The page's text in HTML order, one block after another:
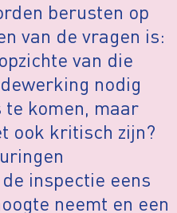
berusten op
van de vragen is:
van die
nodig
te komen, maar
ook kritisch zijn?
inspectie eens
neemt en een